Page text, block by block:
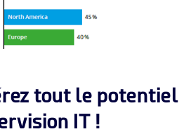
tout le potentiel
IT !